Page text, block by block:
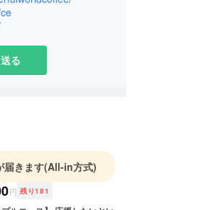
品質なコーヒー豆を
表現できるロースト
りのコーヒーをお届
たいです。
る
届きます(All-in方式)
円 残り181